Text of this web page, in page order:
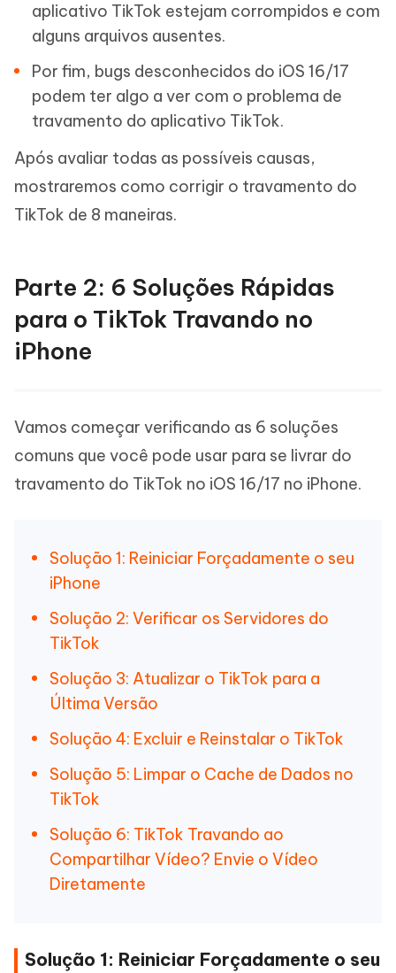
aplicativo TikTok estejam corrompidos e com
alguns arquivos ausentes.
Por fim, bugs desconhecidos do iOS 16/17
podem ter algo a ver com o problema de
travamento do aplicativo TikTok.
Após avaliar todas as possíveis causas,
mostraremos como corrigir o travamento do
TikTok de 8 maneiras.
Parte 2: 6 Soluções Rápidas
para o TikTok Travando no
iPhone
Vamos começar verificando as 6 soluções
comuns que você pode usar para se livrar do
travamento do TikTok no iOS 16/17 no iPhone.
Solução 1: Reiniciar Forçadamente o seu
iPhone
Solução 2: Verificar os Servidores do
TikTok
Solução 3: Atualizar o TikTok para a
Última Versão
Solução 4: Excluir e Reinstalar o TikTok
Solução 5: Limpar o Cache de Dados no
TikTok
Solução 6: TikTok Travando ao
Compartilhar Vídeo? Envie o Vídeo
Diretamente
Solução 1: Reiniciar Forçadamente o seu